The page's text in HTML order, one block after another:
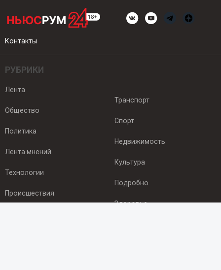
Контакты
РУБРИКИ
Лента
Общество
Политика
Лента мнений
Технологии
Происшествия
Транспорт
Спорт
Недвижимость
Культура
Подробно
Здоровье